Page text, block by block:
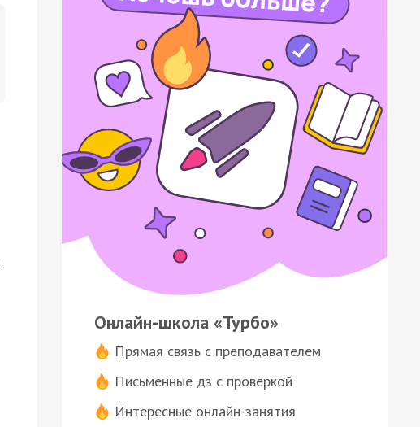
Онлайн-школа «Турбо»
Прямая связь с преподавателем
Письменные дз с проверкой
Интересные онлайн-занятия